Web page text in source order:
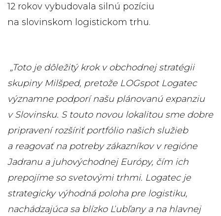
12 rokov vybudovala silnú pozíciu
na slovinskom logistickom trhu.
„Toto je dôležitý krok v obchodnej stratégii
skupiny Milšped, pretože LOGspot Logatec
významne podporí našu plánovanú expanziu
v Slovinsku. S touto novou lokalitou sme dobre
pripravení rozšíriť portfólio našich služieb
a reagovať na potreby zákazníkov v regióne
Jadranu a juhovýchodnej Európy, čím ich
prepojíme so svetovými trhmi. Logatec je
strategicky výhodná poloha pre logistiku,
nachádzajúca sa blízko Ľubľany a na hlavnej